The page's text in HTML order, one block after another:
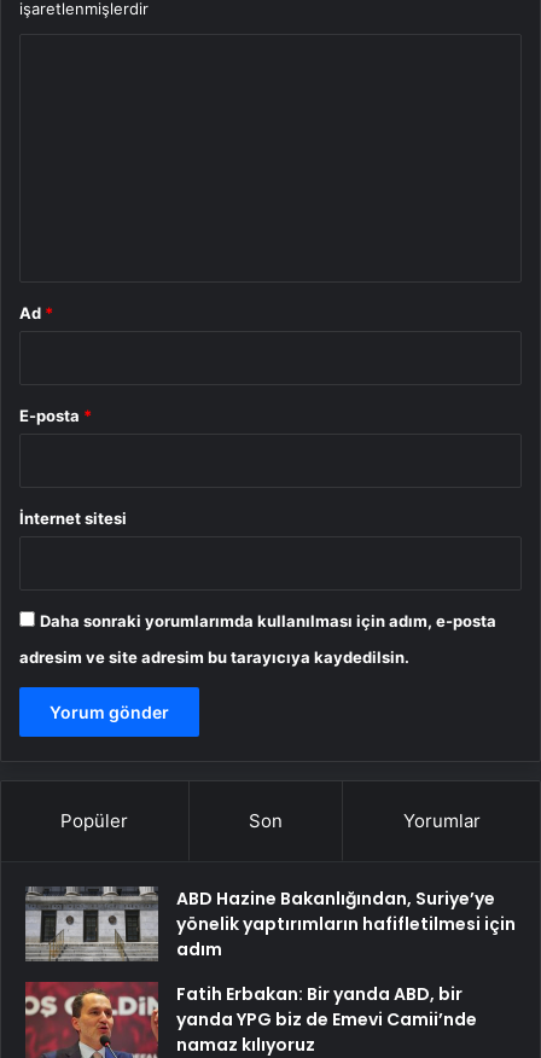
işaretlenmişlerdir
Ad *
E-posta *
İnternet sitesi
Daha sonraki yorumlarımda kullanılması için adım, e-posta
adresim ve site adresim bu tarayıcıya kaydedilsin.
Popüler Son Yorumlar
ABD Hazine Bakanlığından, Suriye’ye
yönelik yaptırımların hafifletilmesi için
adım
Fatih Erbakan: Bir yanda ABD, bir
yanda YPG biz de Emevi Camii’nde
namaz kılıyoruz